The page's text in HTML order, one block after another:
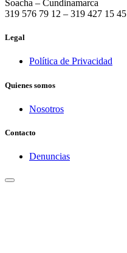
Soacha – Cundinamarca
319 576 79 12 – 319 427 15 45
Legal
Política de Privacidad
Quienes somos
Nosotros
Contacto
Denuncias